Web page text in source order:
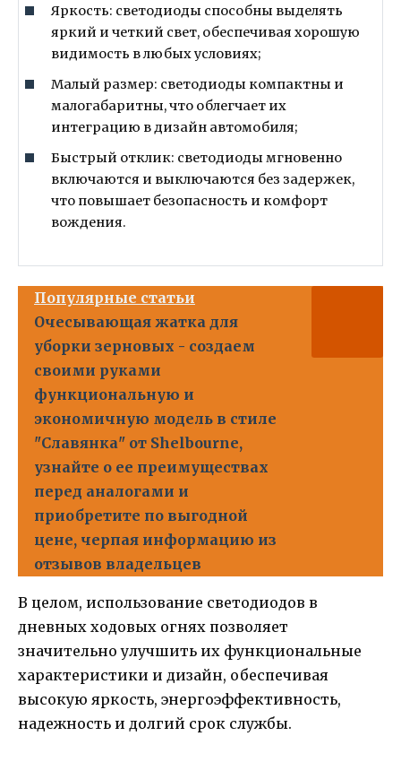
Яркость: светодиоды способны выделять
яркий и четкий свет, обеспечивая хорошую
видимость в любых условиях;
Малый размер: светодиоды компактны и
малогабаритны, что облегчает их
интеграцию в дизайн автомобиля;
Быстрый отклик: светодиоды мгновенно
включаются и выключаются без задержек,
что повышает безопасность и комфорт
вождения.
Популярные статьи
Очесывающая жатка для
уборки зерновых - создаем
своими руками
функциональную и
экономичную модель в стиле
"Славянка" от Shelbourne,
узнайте о ее преимуществах
перед аналогами и
приобретите по выгодной
цене, черпая информацию из
отзывов владельцев
В целом, использование светодиодов в
дневных ходовых огнях позволяет
значительно улучшить их функциональные
характеристики и дизайн, обеспечивая
высокую яркость, энергоэффективность,
надежность и долгий срок службы.